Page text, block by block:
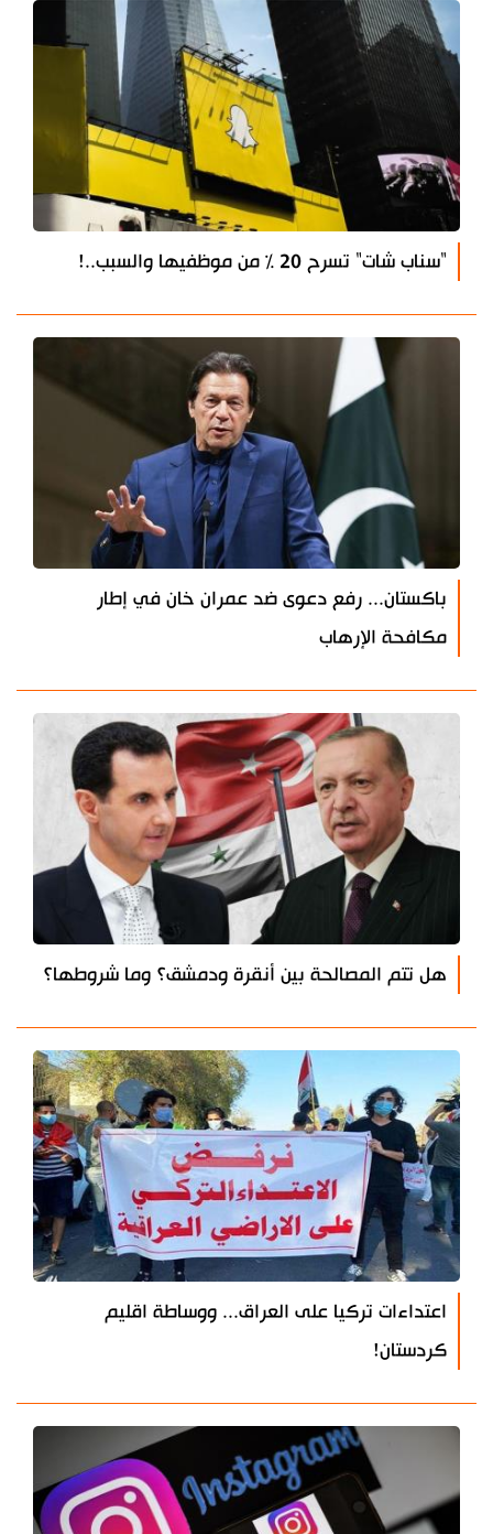
"سناب شات" تسرح 20 % من موظفيها والسبب..!
باكستان... رفع دعوى ضد عمران خان في إطار
مكافحة الإرهاب
هل تتم المصالحة بين أنقرة ودمشق؟ وما شروطها؟
اعتداءات تركيا على العراق... ووساطة اقليم
كردستان!